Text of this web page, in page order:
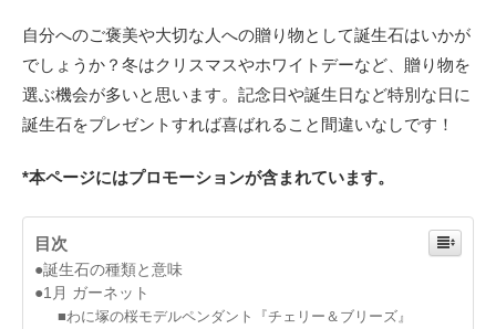
自分へのご褒美や大切な人への贈り物として誕生石はいかが
でしょうか？冬はクリスマスやホワイトデーなど、贈り物を
選ぶ機会が多いと思います。記念日や誕生日など特別な日に
誕生石をプレゼントすれば喜ばれること間違いなしです！
*本ページにはプロモーションが含まれています。
目次
●誕生石の種類と意味
●1月 ガーネット
■わに塚の桜モデルペンダント『チェリー＆ブリーズ』